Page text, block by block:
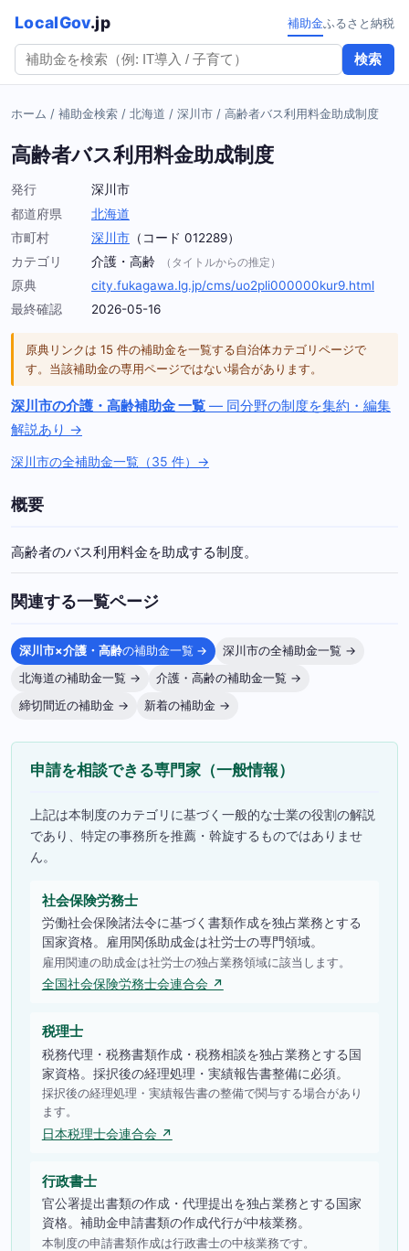
LocalGov.jp
検索
補助金ふるさと納税
ホーム / 補助金検索 / 北海道 / 深川市 / 高齢者バス利用料金助成制度
高齢者バス利用料金助成制度
発行
深川市
都道府県
北海道
市町村
深川市 （コード 012289）
カテゴリ
介護・高齢 （タイトルからの推定）
原典
city.fukagawa.lg.jp/cms/uo2pli000000kur9.html
最終確認
2026-05-16
原典リンクは 15 件の補助金を一覧する自治体カテゴリページで
す。当該補助金の専用ページではない場合があります。
深川市の介護・高齢補助金 一覧 — 同分野の制度を集約・編集
解説あり →
深川市の全補助金一覧（35 件）→
概要
高齢者のバス利用料金を助成する制度。
関連する一覧ページ
深川市×介護・高齢の補助金一覧 →
深川市の全補助金一覧 →
北海道の補助金一覧 →
介護・高齢の補助金一覧 →
締切間近の補助金 →
新着の補助金 →
申請を相談できる専門家（一般情報）
上記は本制度のカテゴリに基づく一般的な士業の役割の解説
であり、特定の事務所を推薦・斡旋するものではありませ
ん。
社会保険労務士
労働社会保険諸法令に基づく書類作成を独占業務とする
国家資格。雇用関係助成金は社労士の専門領域。
雇用関連の助成金は社労士の独占業務領域に該当します。
全国社会保険労務士会連合会 ↗
税理士
税務代理・税務書類作成・税務相談を独占業務とする国
家資格。採択後の経理処理・実績報告書整備に必須。
採択後の経理処理・実績報告書の整備で関与する場合があり
ます。
日本税理士会連合会 ↗
行政書士
官公署提出書類の作成・代理提出を独占業務とする国家
資格。補助金申請書類の作成代行が中核業務。
本制度の申請書類作成は行政書士の中核業務です。